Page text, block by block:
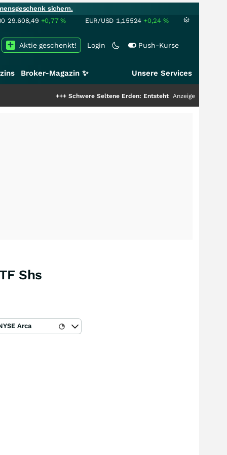
sichern.
29.608,49 +0,77% EUR/USD 1,15524 +0,24 %
Login Push-Kurse
Aktie geschenkt!
Broker-Magazin ✨ Unsere Services
Schwere Seltene Erden: Entsteht hier die nächste
Anzeige
Shs
Arca